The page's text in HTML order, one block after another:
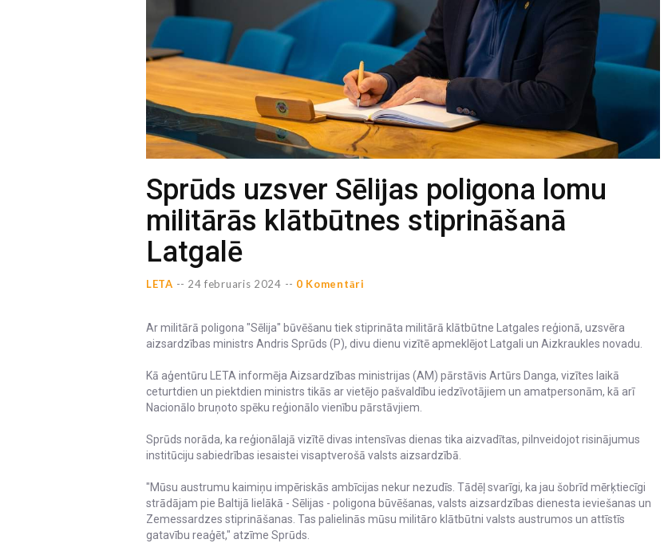
Sprūds uzsver Sēlijas poligona lomu
militārās klātbūtnes stiprināšanā
Latgalē
LETA -- 24 februaris 2024 -- 0 Komentāri
Ar militārā poligona "Sēlija" būvēšanu tiek stiprināta militārā klātbūtne Latgales reģionā, uzsvēra
aizsardzības ministrs Andris Sprūds (P), divu dienu vizītē apmeklējot Latgali un Aizkraukles novadu.
Kā aģentūru LETA informēja Aizsardzības ministrijas (AM) pārstāvis Artūrs Danga, vizītes laikā
ceturtdien un piektdien ministrs tikās ar vietējo pašvaldību iedzīvotājiem un amatpersonām, kā arī
Nacionālo bruņoto spēku reģionālo vienību pārstāvjiem.
Sprūds norāda, ka reģionālajā vizītē divas intensīvas dienas tika aizvadītas, pilnveidojot risinājumus
institūciju sabiedrības iesaistei visaptverošā valsts aizsardzībā.
"Mūsu austrumu kaimiņu impēriskās ambīcijas nekur nezudīs. Tādēļ svarīgi, ka jau šobrīd mērķtiecīgi
strādājam pie Baltijā lielākā - Sēlijas - poligona būvēšanas, valsts aizsardzības dienesta ieviešanas un
Zemessardzes stiprināšanas. Tas palielinās mūsu militāro klātbūtni valsts austrumos un attīstīs
gatavību reaģēt," atzīme Sprūds.